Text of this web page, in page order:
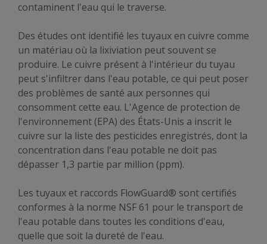
contaminent l'eau qui le traverse.
Des études ont identifié les tuyaux en cuivre comme
un matériau où la lixiviation peut souvent se
produire. Le cuivre présent à l'intérieur du tuyau
peut s'infiltrer dans l'eau potable, ce qui peut poser
des problèmes de santé aux personnes qui
consomment cette eau. L'Agence de protection de
l'environnement (EPA) des États-Unis a inscrit le
cuivre sur la liste des pesticides enregistrés, dont la
concentration dans l'eau potable ne doit pas
dépasser 1,3 partie par million (ppm).
Les tuyaux et raccords FlowGuard® sont certifiés
conformes à la norme NSF 61 pour le transport de
l'eau potable dans toutes les conditions d'eau,
quelle que soit la dureté de l'eau.